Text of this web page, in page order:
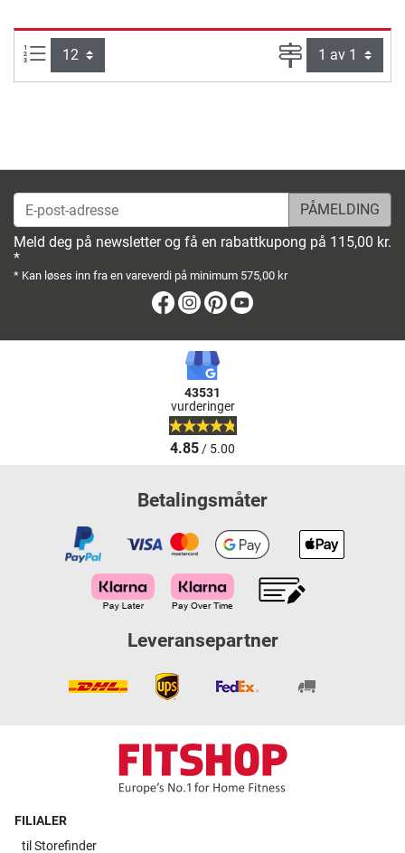
Produkter pr. side: Side
E-post-adresse
Meld deg på newsletter og få en rabattkupong på 115,00 kr.
*
* Kan løses inn fra en vareverdi på minimum 575,00 kr
Facebook
Instagram
Pinterest
43531
vurderinger
4.85/ 5.00
Betalingsmåter
Leveransepartner
FILIALER
til Storefinder